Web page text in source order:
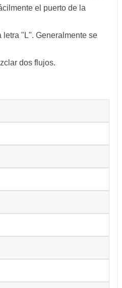
el puerto de la
letra "L". Generalmente se
dos flujos.